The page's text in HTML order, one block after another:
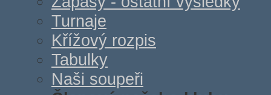
Turnaje
Křížový rozpis
Tabulky
Naši soupeři